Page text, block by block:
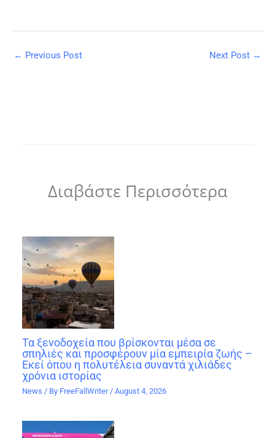
← Previous Post Next Post →
Διαβάστε Περισσότερα
Τα ξενοδοχεία που βρίσκονται μέσα σε
σπηλιές και προσφέρουν μία εμπειρία ζωής –
Εκεί όπου η πολυτέλεια συναντά χιλιάδες
χρόνια ιστορίας
News / By FreeFallWriter /August 4, 2026